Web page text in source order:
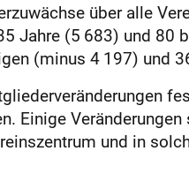
über alle
Jahre (5 683) und 80
(minus 4 197) und
Einige
und in